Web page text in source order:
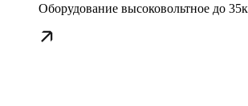
Оборудование высоковольтное до